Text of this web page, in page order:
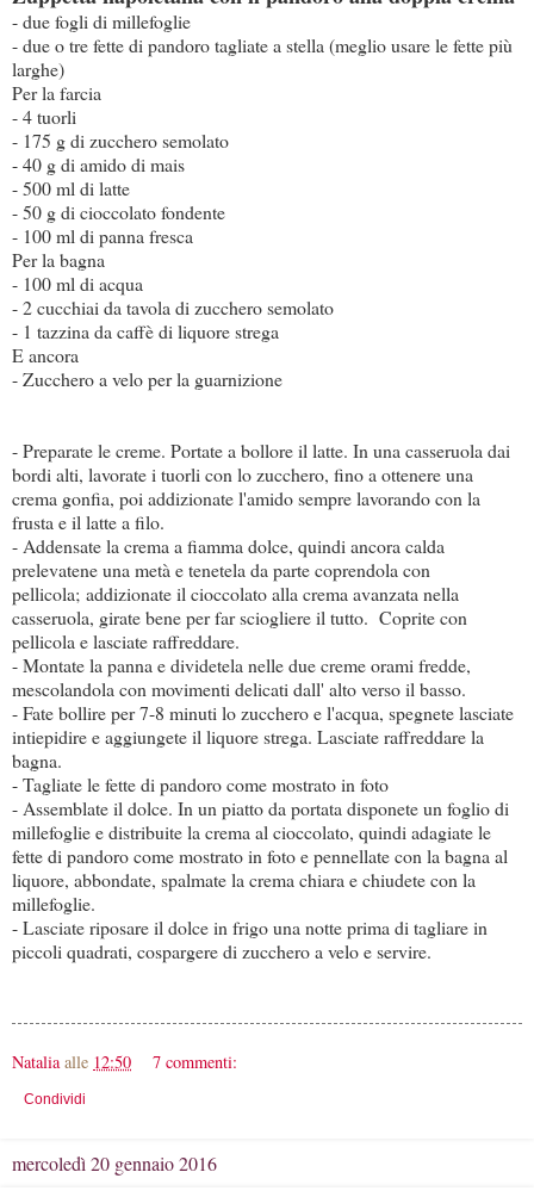
- due fogli di millefoglie
- due o tre fette di pandoro tagliate a stella (meglio usare le fette più
larghe)
Per la farcia
- 4 tuorli
- 175 g di zucchero semolato
- 40 g di amido di mais
- 500 ml di latte
- 50 g di cioccolato fondente
- 100 ml di panna fresca
Per la bagna
- 100 ml di acqua
- 2 cucchiai da tavola di zucchero semolato
- 1 tazzina da caffè di liquore strega
E ancora
- Zucchero a velo per la guarnizione
- Preparate le creme. Portate a bollore il latte. In una casseruola dai
bordi alti, lavorate i tuorli con lo zucchero, fino a ottenere una
crema gonfia, poi addizionate l'amido sempre lavorando con la
frusta e il latte a filo.
- Addensate la crema a fiamma dolce, quindi ancora calda
prelevatene una metà e tenetela da parte coprendola con
pellicola; addizionate il cioccolato alla crema avanzata nella
casseruola, girate bene per far sciogliere il tutto. Coprite con
pellicola e lasciate raffreddare.
- Montate la panna e dividetela nelle due creme orami fredde,
mescolandola con movimenti delicati dall' alto verso il basso.
- Fate bollire per 7-8 minuti lo zucchero e l'acqua, spegnete lasciate
intiepidire e aggiungete il liquore strega. Lasciate raffreddare la
bagna.
- Tagliate le fette di pandoro come mostrato in foto
- Assemblate il dolce. In un piatto da portata disponete un foglio di
millefoglie e distribuite la crema al cioccolato, quindi adagiate le
fette di pandoro come mostrato in foto e pennellate con la bagna al
liquore, abbondate, spalmate la crema chiara e chiudete con la
millefoglie.
- Lasciate riposare il dolce in frigo una notte prima di tagliare in
piccoli quadrati, cospargere di zucchero a velo e servire.
Natalia alle 12:50 7 commenti:
Condividi
mercoledì 20 gennaio 2016